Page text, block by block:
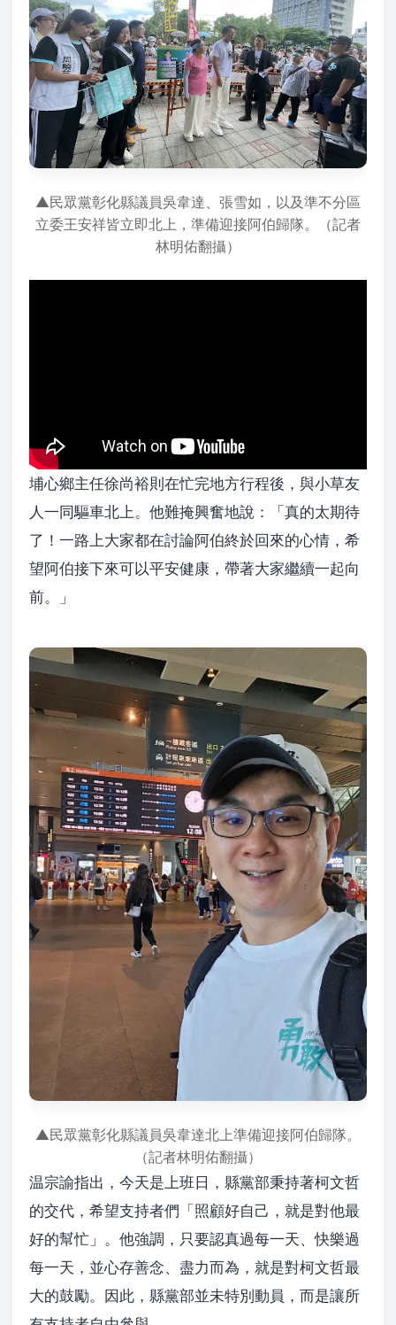
▲民眾黨彰化縣議員吳韋達、張雪如，以及準不分區
立委王安祥皆立即北上，準備迎接阿伯歸隊。（記者
林明佑翻攝）
埔心鄉主任徐尚裕則在忙完地方行程後，與小草友
人一同驅車北上。他難掩興奮地說：「真的太期待
了！一路上大家都在討論阿伯終於回來的心情，希
望阿伯接下來可以平安健康，帶著大家繼續一起向
前。」
▲民眾黨彰化縣議員吳韋達北上準備迎接阿伯歸隊。
（記者林明佑翻攝）
温宗諭指出，今天是上班日，縣黨部秉持著柯文哲
的交代，希望支持者們「照顧好自己，就是對他最
好的幫忙」。他強調，只要認真過每一天、快樂過
每一天，並心存善念、盡力而為，就是對柯文哲最
大的鼓勵。因此，縣黨部並未特別動員，而是讓所